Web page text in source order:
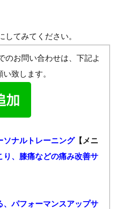
してみてください。
のお問い合わせは、下記よ
致します。
ソナルトレーニング【メニ
り、膝痛などの痛み改善サ
、パフォーマンスアップサ